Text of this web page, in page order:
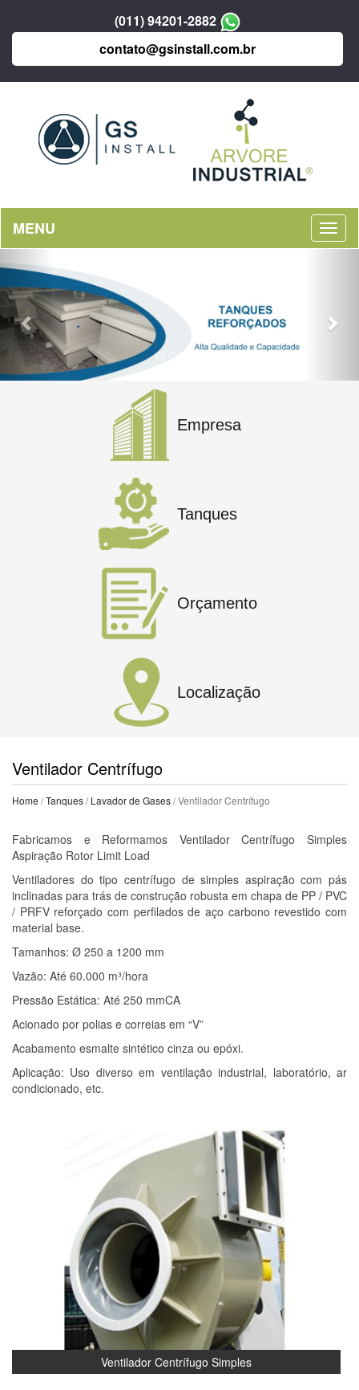
(011) 94201-2882
contato@gsinstall.com.br
MENU
Empresa
Tanques
Orçamento
Localização
Ventilador Centrífugo
Home /Tanques/Lavador de Gases/ Ventilador Centrífugo
Fabricamos e Reformamos Ventilador Centrífugo Simples
Aspiração Rotor Limit Load
Ventiladores do tipo centrífugo de simples aspiração com pás
inclinadas para trás de construção robusta em chapa de PP / PVC
/ PRFV reforçado com perfilados de aço carbono revestido com
material base.
Tamanhos: Ø 250 a 1200 mm
Vazão: Até 60.000 m³/hora
Pressão Estática: Até 250 mmCA
Acionado por polias e correias em “V”
Acabamento esmalte sintético cinza ou epóxi.
Aplicação: Uso diverso em ventilação industrial, laboratório, ar
condicionado, etc.
Ventilador Centrífugo Simples